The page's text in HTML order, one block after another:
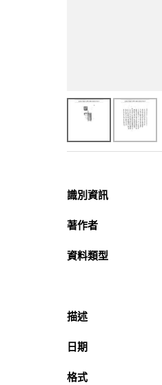
識別資訊
著作者
資料類型
描述
日期
格式